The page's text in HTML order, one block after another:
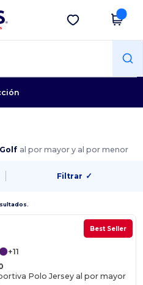
Descargar app
al por mayor y al por menor
Filtrar ✓
Best Seller
+11
Polo Jersey al por mayor